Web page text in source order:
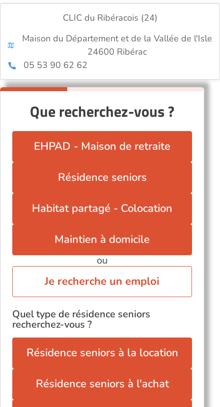
CLIC du Ribéracois (24)
Maison du Département et de la Vallée de l'Isle
24600 Ribérac
05 53 90 62 62
Que recherchez-vous ?
EHPAD - Maison de retraite
Résidence seniors
Habitat partagé - Colocation
Maintien à domicile
ou
Je recherche un emploi
Quel type de résidence seniors
recherchez-vous ?
Résidence seniors à la location
Résidence seniors à l'achat